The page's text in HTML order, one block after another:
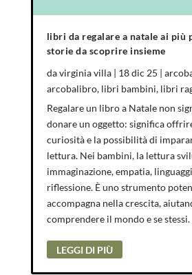
libri da regalare a natale ai più
storie da scoprire insieme
davirginia villa| 18 dic 25
arcobalibro, libri bambini, libri
Regalare un libro a Natale non
donare un oggetto: significa
curiosità e la possibilità di
lettura. Nei bambini, la lettura
immaginazione, empatia,
riflessione. È uno strumento
accompagna nella crescita,
comprendere il mondo e se stessi.
LEGGI DI PIÙ